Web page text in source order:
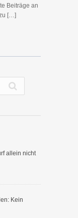
Beiträge an
[…]
allein nicht
Kein